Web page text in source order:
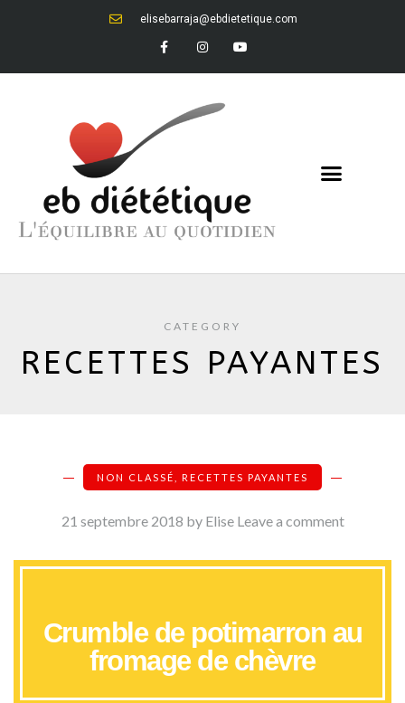
elisebarraja@ebdietetique.com
CATEGORY
RECETTES PAYANTES
NON CLASSÉ RECETTES PAYANTES
21 septembre 2018 by Elise Leave a comment
Crumble de potimarron au
fromage de chèvre